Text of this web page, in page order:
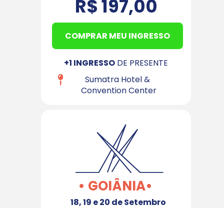
• GOIÂNIA•
18, 19 e 20 de Setembro
R$ 197,00
COMPRAR MEU INGRESSO
+1 INGRESSO DE PRESENTE
Sumatra Hotel &
Convention Center